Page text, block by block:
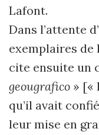
Lafont.
Dans l’attente
exemplaires de
cite ensuite un
geougrafico » [«
qu’il avait
leur mise en